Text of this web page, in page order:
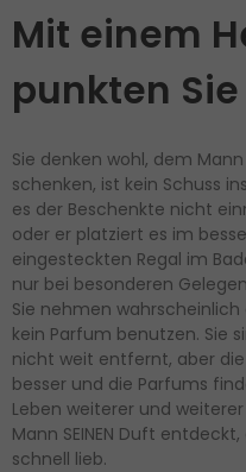
Mit einem
punkten
Sie denken wohl, dem
schenken, ist kein Schuss
es der Beschenkte nicht
oder er platziert es im
eingesteckten Regal im
nur bei besonderen
Sie nehmen
kein Parfum benutzen. Sie
nicht weit entfernt, aber
besser und die Parfums
Leben weiterer und
Mann SEINEN Duft
schnell lieb.